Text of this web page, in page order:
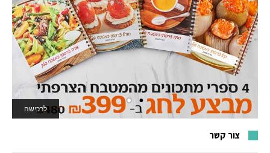
לרכישה
לאתר המשחקים
צור קשר